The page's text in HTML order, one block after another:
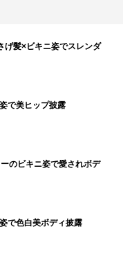
げ髪×ビキニ姿でスレンダ
で美ヒップ披露
のビキニ姿で愛されボデ
で色白美ボディ披露